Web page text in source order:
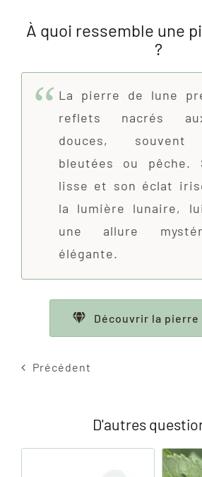
À quoi ressemble une
?
La pierre de lune
reflets nacrés
douces, souvent
bleutées ou pêche.
lisse et son éclat
la lumière lunaire,
une allure
élégante.
Découvrir la pierre
Précédent
D'autres